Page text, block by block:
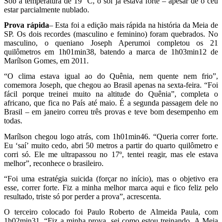
estar parcialmente nublado.
Prova rápida– Esta foi a edição mais rápida na história da Meia de
SP. Os dois recordes (masculino e feminino) foram quebrados. No
masculino, o queniano Joseph Aperumoi completou os 21
quilômetros em 1h01min38, batendo a marca de 1h03min12 de
Marílson Gomes, em 2011.
“O clima estava igual ao do Quênia, nem quente nem frio”,
comemora Joseph, que chegou ao Brasil apenas na sexta-feira. “Foi
fácil porque treinei muito na altitude do Quênia”, completa o
africano, que fica no País até maio. É a segunda passagem dele no
Brasil – em janeiro correu três provas e teve bom desempenho em
todas.
Marílson chegou logo atrás, com 1h01min46. “Queria correr forte.
Eu ‘saí’ muito cedo, abri 50 metros a partir do quarto quilômetro e
corri só. Ele me ultrapassou no 17º, tentei reagir, mas ele estava
melhor”, reconhece o brasileiro.
“Foi uma estratégia suicida (forçar no início), mas o objetivo era
esse, correr forte. Fiz a minha melhor marca aqui e fico feliz pelo
resultado, triste só por perder a prova”, acrescenta.
O terceiro colocado foi Paulo Roberto de Almeida Paula, com